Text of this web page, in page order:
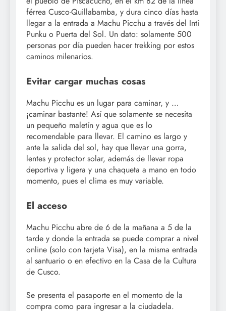
férrea Cusco-Quillabamba, y dura cinco días hasta
llegar a la entrada a Machu Picchu a través del Inti
Punku o Puerta del Sol. Un dato: solamente 500
personas por día pueden hacer trekking por estos
caminos milenarios.
Evitar cargar muchas cosas
Machu Picchu es un lugar para caminar, y …
¡caminar bastante! Así que solamente se necesita
un pequeño maletín y agua que es lo
recomendable para llevar. El camino es largo y
ante la salida del sol, hay que llevar una gorra,
lentes y protector solar, además de llevar ropa
deportiva y ligera y una chaqueta a mano en todo
momento, pues el clima es muy variable.
El acceso
Machu Picchu abre de 6 de la mañana a 5 de la
tarde y donde la entrada se puede comprar a nivel
online (solo con tarjeta Visa), en la misma entrada
al santuario o en efectivo en la Casa de la Cultura
de Cusco.
Se presenta el pasaporte en el momento de la
compra como para ingresar a la ciudadela.